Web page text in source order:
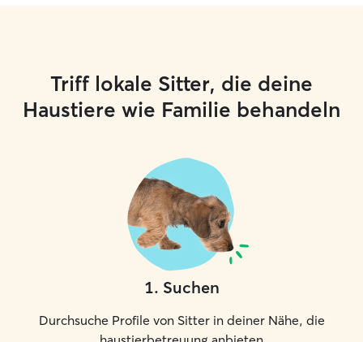
Triff lokale Sitter, die deine
Haustiere wie Familie behandeln
1. Suchen
Durchsuche Profile von Sitter in deiner Nähe, die